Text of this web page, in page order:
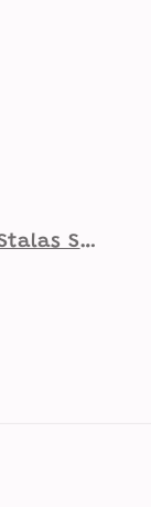
3 Viename Vaikiškas Pikniko Stalas Su Smėlio Dėže, Reguliuojamu Skėčiu Ir Sulankstomu Dizainu